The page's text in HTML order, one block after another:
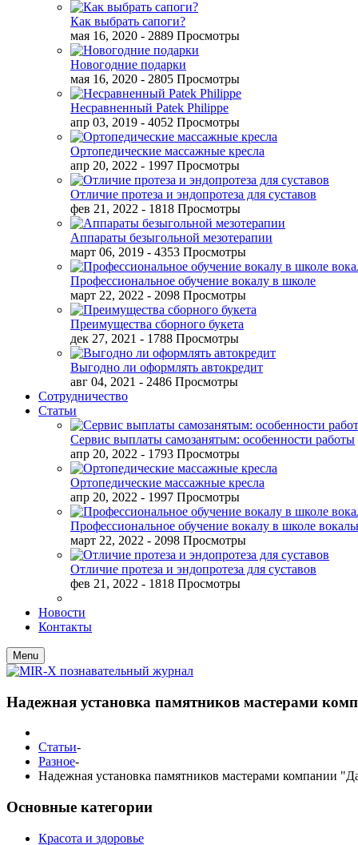
Как выбрать сапоги?
мая 16, 2020 - 2889 Просмотры
Новогодние подарки
мая 16, 2020 - 2805 Просмотры
Несравненный Patek Philippe
апр 03, 2019 - 4052 Просмотры
Ортопедические массажные кресла
апр 20, 2022 - 1997 Просмотры
Отличие протеза и эндопротеза для суставов
фев 21, 2022 - 1818 Просмотры
Аппараты безыгольной мезотерапии
март 06, 2019 - 4353 Просмотры
Профессиональное обучение вокалу в школе
март 22, 2022 - 2098 Просмотры
Преимущества сборного букета
дек 27, 2021 - 1788 Просмотры
Выгодно ли оформлять автокредит
авг 04, 2021 - 2486 Просмотры
Сотрудничество
Статьи
Сервис выплаты самозанятым: особенности работы
апр 20, 2022 - 1793 Просмотры
Ортопедические массажные кресла
апр 20, 2022 - 1997 Просмотры
Профессиональное обучение вокалу в школе
март 22, 2022 - 2098 Просмотры
Отличие протеза и эндопротеза для суставов
фев 21, 2022 - 1818 Просмотры
Новости
Контакты
Menu
Надежная установка памятников мастерами
Статьи-
Разное-
Надежная установка памятников мастерами компании
Основные категории
Красота и здоровье